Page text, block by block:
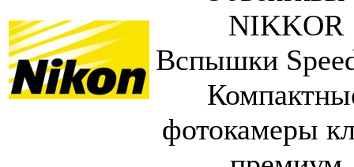
NIKKOR
Вспышки
фотокамеры